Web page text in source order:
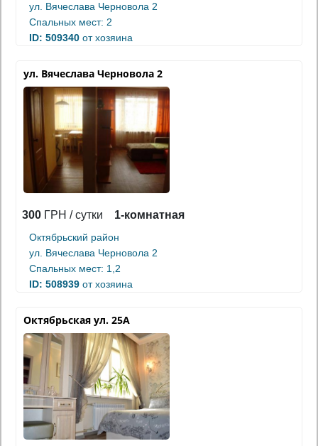
ул. Вячеслава Черновола 2
Спальных мест: 2
ID: 509340 от хозяина
ул. Вячеслава Черновола 2
300 ГРН / сутки 1-комнатная
Октябрьский район
ул. Вячеслава Черновола 2
Спальных мест: 1,2
ID: 508939 от хозяина
Октябрьская ул. 25А